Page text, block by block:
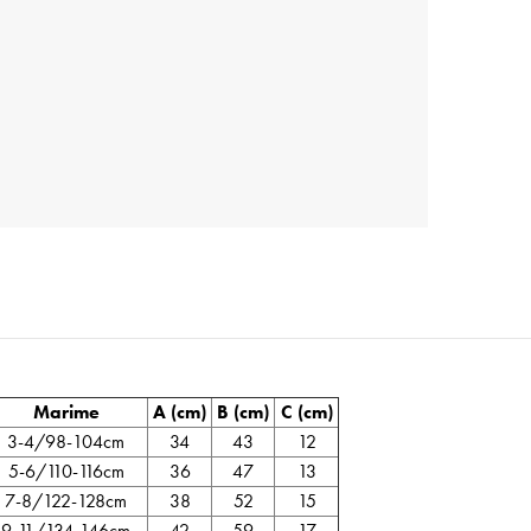
Marime A (cm) B (cm) C (cm)
3-4/98-104cm
34 43
12
5-6/110-116cm
36 47
13
7-8/122-128cm
38 52
15